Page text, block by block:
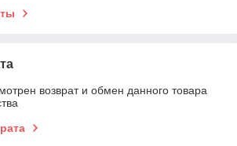
возврат и обмен данного товара